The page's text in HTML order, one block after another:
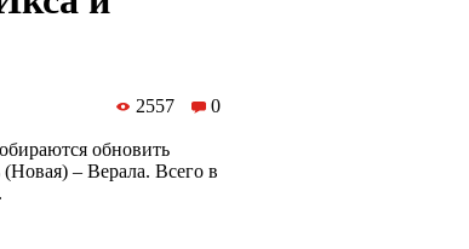
2557 0
обновить
– Верала. Всего в